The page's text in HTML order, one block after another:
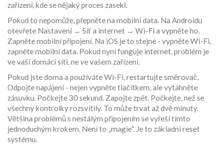
zařízení, kde se nějaký proces zasekl.
Pokud to nepomůže, přepněte na mobilní data. Na Androidu
otevřete Nastavení → Síť a internet → Wi-Fi a vypněte ho.
Zapněte mobilní připojení. Na iOS je to stejné - vypněte Wi-Fi,
zapněte mobilní data. Pokud nyní funguje internet, problém je
ve vaší domácí síti, ne ve vašem zařízení.
Pokud jste doma a používáte Wi-Fi, restartujte směrovač.
Odpojte napájení - nejen vypněte tlačítkem, ale vytáhněte
zásuvku. Počkejte 30 sekund. Zapojte zpět. Počkejte, než se
všechny kontrolky rozsvítily. To může trvat až dvě minuty.
Většina problémů s nestálým připojením se vyřeší tímto
jednoduchým krokem. Není to „magie“. Je to základní reset
systému.